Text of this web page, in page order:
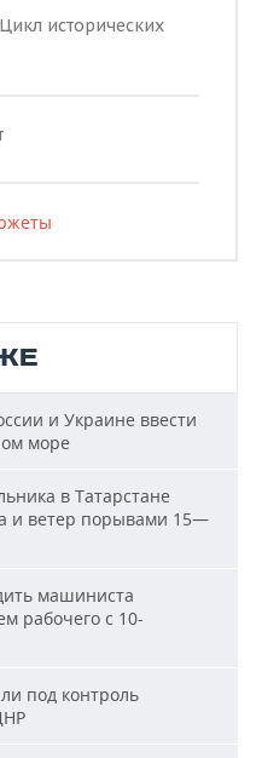
исторических
и Украине ввести
море
в Татарстане
и ветер порывами 15—
машиниста
рабочего с 10-
под контроль